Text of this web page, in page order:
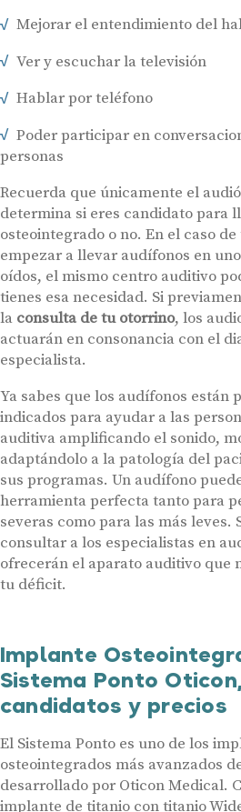
Mejorar el entendimiento del
Ver y escuchar la televisión
Hablar por teléfono
Poder participar en
personas
Recuerda que únicamente el
determina si eres candidato para
osteointegrado o no. En el caso
empezar a llevar audífonos en
oídos, el mismo centro auditivo
tienes esa necesidad. Si
la consulta de tu otorrino, los
actuarán en consonancia con el
especialista.
Ya sabes que los audífonos están
indicados para ayudar a las
auditiva amplificando el sonido,
adaptándolo a la patología del
sus programas. Un audífono
herramienta perfecta tanto para
severas como para las más leves.
consultar a los especialistas en
ofrecerán el aparato auditivo que
tu déficit.
Implante
Sistema Ponto
candidatos y precios
El Sistema Ponto es uno de los
osteointegrados más avanzados
desarrollado por Oticon Medical.
implante de titanio con titanio